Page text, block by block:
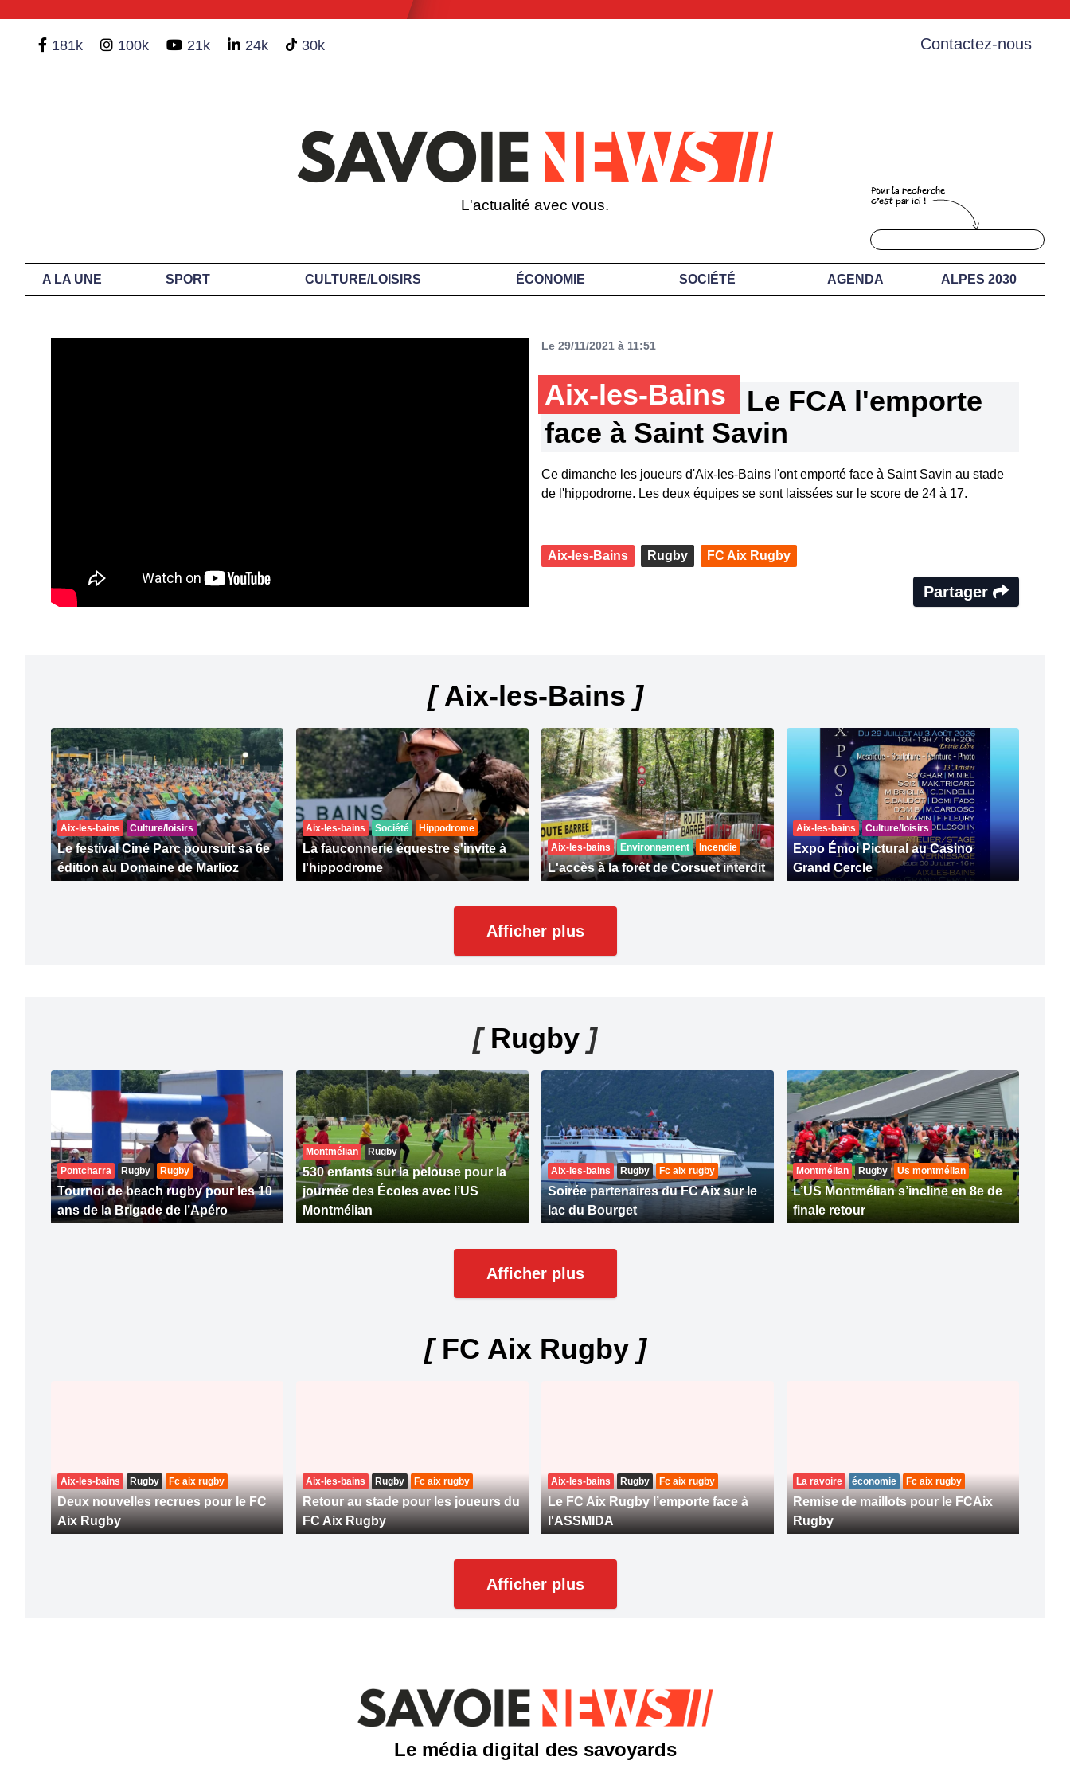
181k 100k 21k 24k 30k Contactez-nous
L'actualité avec vous.
A LA UNE SPORT CULTURE/LOISIRS ÉCONOMIE SOCIÉTÉ AGENDA ALPES 2030
Le 29/11/2021 à 11:51
Aix-les-Bains
Le FCA l'emporte
face à Saint Savin
Ce dimanche les joueurs d'Aix-les-Bains l'ont emporté face à Saint Savin au stade
de l'hippodrome. Les deux équipes se sont laissées sur le score de 24 à 17.
Aix-les-Bains Rugby FC Aix Rugby
Partager
[Aix-les-Bains ]
Aix-les-bains Culture/loisirs
Le festival Ciné Parc poursuit sa 6e
édition au Domaine de Marlioz
Aix-les-bains Société Hippodrome
La fauconnerie équestre s'invite à
l'hippodrome
Aix-les-bains Environnement Incendie
L'accès à la forêt de Corsuet interdit
Aix-les-bains Culture/loisirs
Expo Émoi Pictural au Casino
Grand Cercle
Afficher plus
[Rugby ]
Pontcharra Rugby Rugby
Tournoi de beach rugby pour les 10
ans de la Brigade de l’Apéro
Montmélian Rugby
530 enfants sur la pelouse pour la
journée des Écoles avec l’US
Montmélian
Aix-les-bains Rugby Fc aix rugby
Soirée partenaires du FC Aix sur le
lac du Bourget
Montmélian Rugby Us montmélian
L’US Montmélian s’incline en 8e de
finale retour
Afficher plus
[FC Aix Rugby ]
Aix-les-bains Rugby Fc aix rugby
Deux nouvelles recrues pour le FC
Aix Rugby
Aix-les-bains Rugby Fc aix rugby
Retour au stade pour les joueurs du
FC Aix Rugby
Aix-les-bains Rugby Fc aix rugby
Le FC Aix Rugby l’emporte face à
l'ASSMIDA
La ravoire économie Fc aix rugby
Remise de maillots pour le FCAix
Rugby
Afficher plus
Le média digital des savoyards